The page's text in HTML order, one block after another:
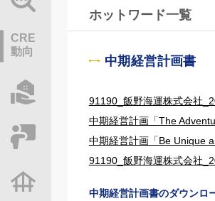
CRE
動向
セミナー・研修
ホットワード一覧
中期経営計画書
91190_飯野海運株式会社
中期経営計画「The
中期経営計画「Be Unique
91190_飯野海運株式会社
中期経営計画書のダウンロ